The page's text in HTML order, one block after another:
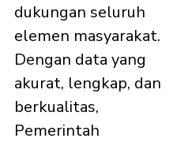
dukungan seluruh
elemen masyarakat.
Dengan data yang
akurat, lengkap, dan
berkualitas,
Pemerintah